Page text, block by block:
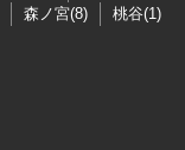
森ノ宮(8)
桃谷(1)